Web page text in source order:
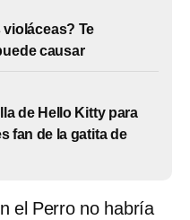
Te
causar
de Hello Kitty para
fan de la gatita de
el Perro no habría